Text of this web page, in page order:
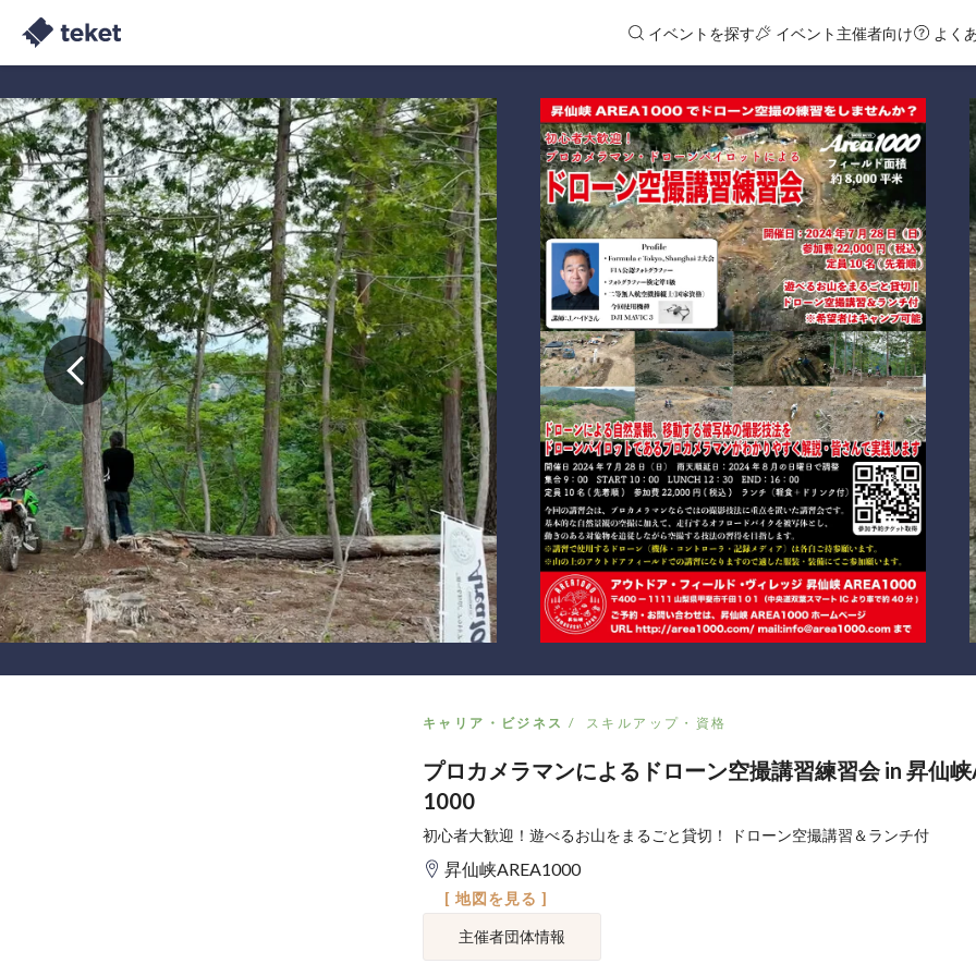
イベントを探す イベント主催者向け よく
キャリア・ビジネス スキルアップ・資格
プロカメラマンによるドローン空撮講習練習会 in 昇仙
1000
初心者大歓迎！遊べるお山をまるごと貸切！ ドローン空撮講習＆ランチ付
昇仙峡AREA1000
[ 地図を見る ]
主催者団体情報